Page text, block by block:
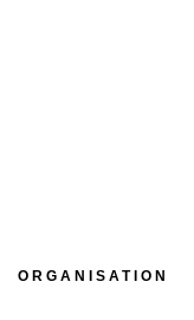
ORGANISATION